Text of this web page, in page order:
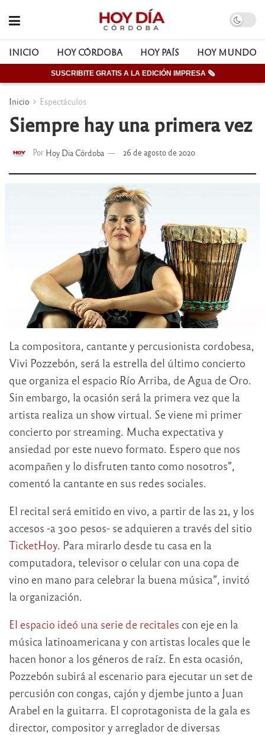
INICIO HOY CÓRDOBA HOY PAÍS HOY MUNDO
SUSCRIBITE GRATIS A LA EDICIÓN IMPRESA 🗞
Inicio Espectáculos
Siempre hay una primera vez
Por Hoy Dia Córdoba 26 de agosto de 2020
La compositora, cantante y percusionista cordobesa,
Vivi Pozzebón, será la estrella del último concierto
que organiza el espacio Río Arriba, de Agua de Oro.
Sin embargo, la ocasión será la primera vez que la
artista realiza un show virtual. Se viene mi primer
concierto por streaming. Mucha expectativa y
ansiedad por este nuevo formato. Espero que nos
acompañen y lo disfruten tanto como nosotros”,
comentó la cantante en sus redes sociales.
El recital será emitido en vivo, a partir de las 21, y los
accesos -a 300 pesos- se adquieren a través del sitio
TicketHoy. Para mirarlo desde tu casa en la
computadora, televisor o celular con una copa de
vino en mano para celebrar la buena música”, invitó
la organización.
El espacio ideó una serie de recitales con eje en la
música latinoamericana y con artistas locales que le
hacen honor a los géneros de raíz. En esta ocasión,
Pozzebón subirá al escenario para ejecutar un set de
percusión con congas, cajón y djembe junto a Juan
Arabel en la guitarra. El coprotagonista de la gala es
director, compositor y arreglador de diversas